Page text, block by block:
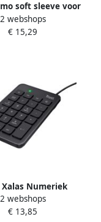
soft sleeve voor
3 inch laptops
2 webshops
€ 15,29
Numeriek
Zwart
2 webshops
€ 13,85